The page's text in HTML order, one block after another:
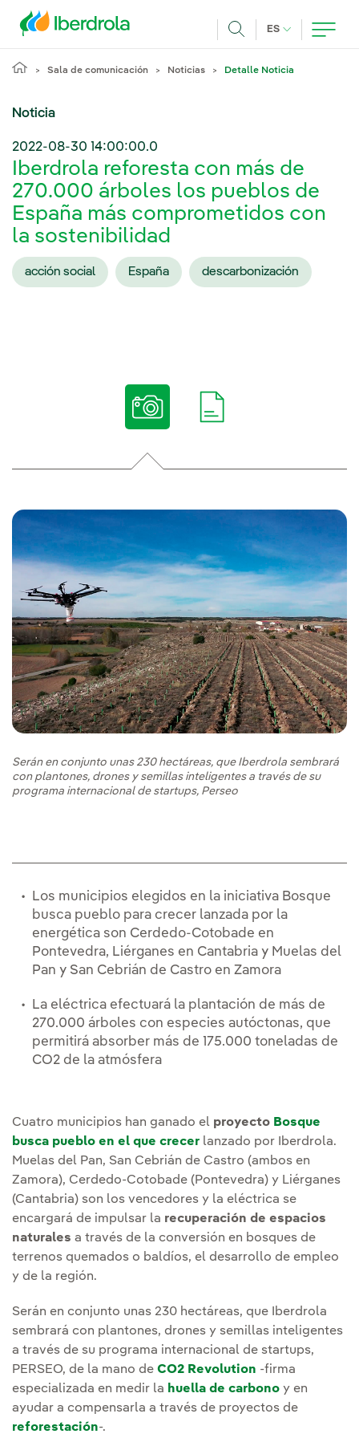
ES IDIOMA
Sala de comunicación Noticias Detalle Noticia
Noticia
2022-08-30 14:00:00.0
Iberdrola reforesta con más de
270.000 árboles los pueblos de
España más comprometidos con
la sostenibilidad
acción social España descarbonización
Serán en conjunto unas 230 hectáreas, que Iberdrola sembrará
con plantones, drones y semillas inteligentes a través de su
programa internacional de startups, Perseo
Los municipios elegidos en la iniciativa Bosque
busca pueblo para crecer lanzada por la
energética son Cerdedo-Cotobade en
Pontevedra, Liérganes en Cantabria y Muelas del
Pan y San Cebrián de Castro en Zamora
La eléctrica efectuará la plantación de más de
270.000 árboles con especies autóctonas, que
permitirá absorber más de 175.000 toneladas de
CO2 de la atmósfera
Cuatro municipios han ganado el proyecto Bosque
busca pueblo en el que crecer lanzado por Iberdrola.
Muelas del Pan, San Cebrián de Castro (ambos en
Zamora), Cerdedo-Cotobade (Pontevedra) y Liérganes
(Cantabria) son los vencedores y la eléctrica se
encargará de impulsar la recuperación de espacios
naturales a través de la conversión en bosques de
terrenos quemados o baldíos, el desarrollo de empleo
y de la región.
Serán en conjunto unas 230 hectáreas, que Iberdrola
sembrará con plantones, drones y semillas inteligentes
a través de su programa internacional de startups,
PERSEO, de la mano de CO2 Revolution -firma
especializada en medir la huella de carbono y en
ayudar a compensarla a través de proyectos de
reforestación-.